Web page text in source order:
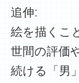
追伸:
絵を描くこ
世間の評価
続ける「男